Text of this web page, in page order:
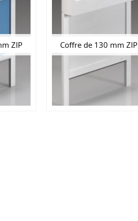
ZIP Coffre de 130 mm ZIP